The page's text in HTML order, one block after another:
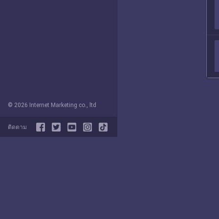
© 2026 Internet Marketing co., ltd
ติดตาม